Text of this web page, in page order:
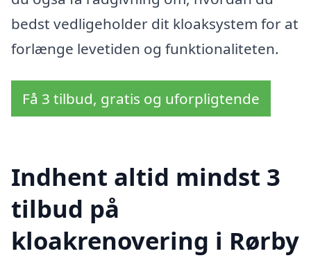
bedst vedligeholder dit kloaksystem for at
forlænge levetiden og funktionaliteten.
Få 3 tilbud, gratis og uforpligtende
Indhent altid mindst 3
tilbud på
kloakrenovering i Rørby